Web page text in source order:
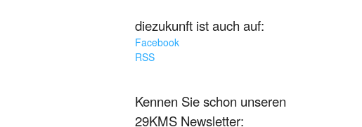
diezukunft ist auch auf:
Facebook
RSS
Kennen Sie schon unseren
29KMS Newsletter: